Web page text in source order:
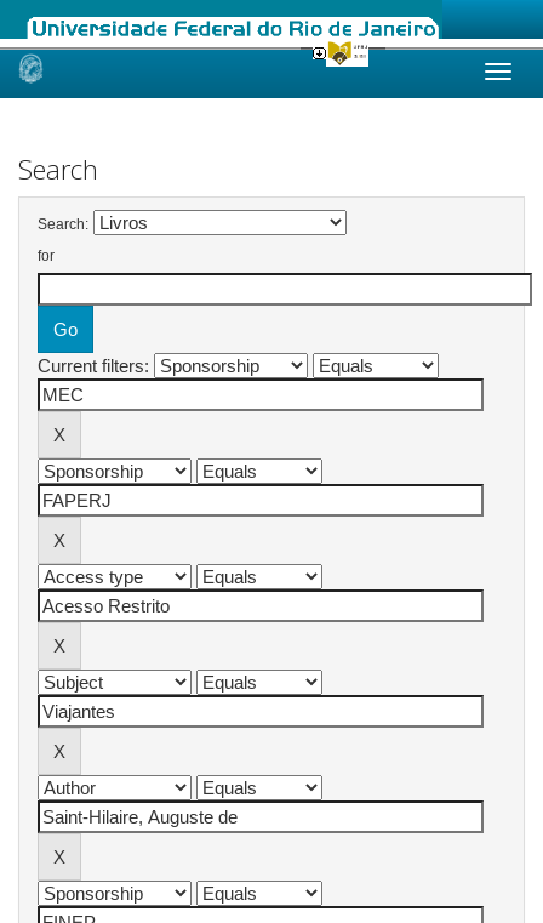
Skip
Search
Search:
for
Current filters: